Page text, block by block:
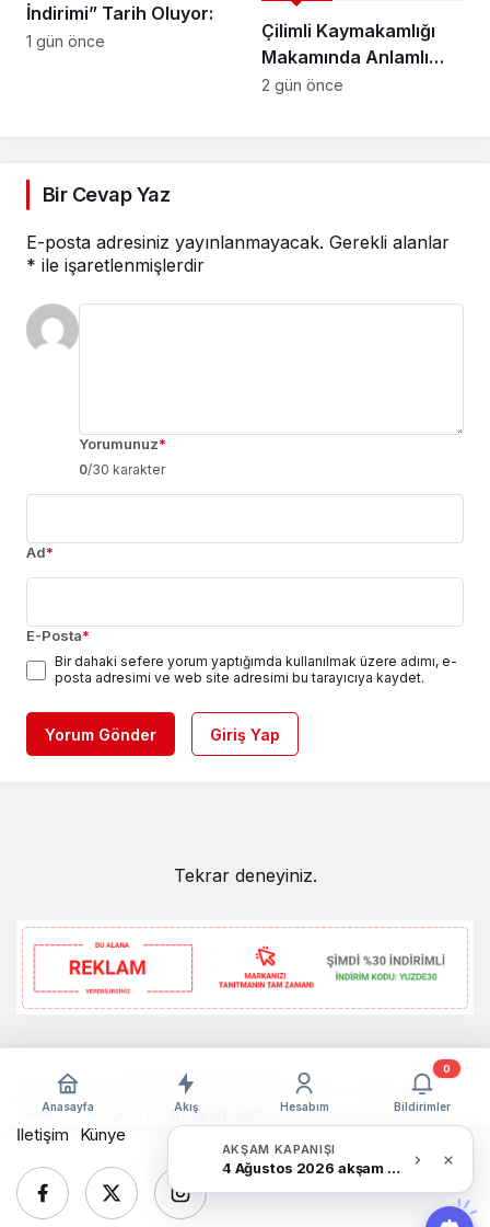
İndirimi” Tarih Oluyor:
1 gün önce
Çilimli Kaymakamlığı
Makamında Anlamlı
Buluşma
2 gün önce
Bir Cevap Yaz
E-posta adresiniz yayınlanmayacak. Gerekli alanlar
* ile işaretlenmişlerdir
Yorumunuz*
0/30 karakter
Ad*
E-Posta*
Bir dahaki sefere yorum yaptığımda kullanılmak üzere adımı, e-
posta adresimi ve web site adresimi bu tarayıcıya kaydet.
Yorum Gönder Giriş Yap
Tekrar deneyiniz.
AKŞAM KAPANIŞI
4 Ağustos 2026 akşam Haber Bülteni
Anasayfa Akış Hesabım Bildirimler
0
Bizim Düzce Gazetesi © Telif Hakkı 2026, Tüm Hakları
Saklıdır. Design by
Papatyam Soft
İletişim
Künye